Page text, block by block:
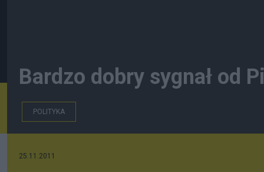
Bardzo dobry sygnał od
POLITYKA
25.11.2011